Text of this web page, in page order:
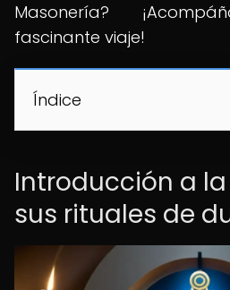
Masonería?
fascinante viaje!
Índice
Introducción a
sus rituales de